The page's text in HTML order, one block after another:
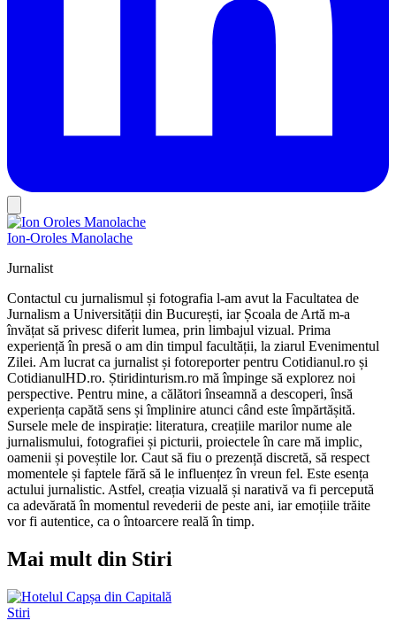
Ion-Oroles Manolache
Jurnalist
Contactul cu jurnalismul și fotografia l-am avut la Facultatea de
Jurnalism a Universității din București, iar Școala de Artă m-a
învățat să privesc diferit lumea, prin limbajul vizual. Prima
experiență în presă o am din timpul facultății, la ziarul Evenimentul
Zilei. Am lucrat ca jurnalist și fotoreporter pentru Cotidianul.ro și
CotidianulHD.ro. Știridinturism.ro mă împinge să explorez noi
perspective. Pentru mine, a călători înseamnă a descoperi, însă
experiența capătă sens și împlinire atunci când este împărtășită.
Sursele mele de inspirație: literatura, creațiile marilor nume ale
jurnalismului, fotografiei și picturii, proiectele în care mă implic,
oamenii și poveștile lor. Caut să fiu o prezență discretă, să respect
momentele și faptele fără să le influențez în vreun fel. Este esența
actului jurnalistic. Astfel, creația vizuală și narativă va fi percepută
ca adevărată în momentul revederii de peste ani, iar emoțiile trăite
vor fi autentice, ca o întoarcere reală în timp.
Mai mult din Stiri
Stiri